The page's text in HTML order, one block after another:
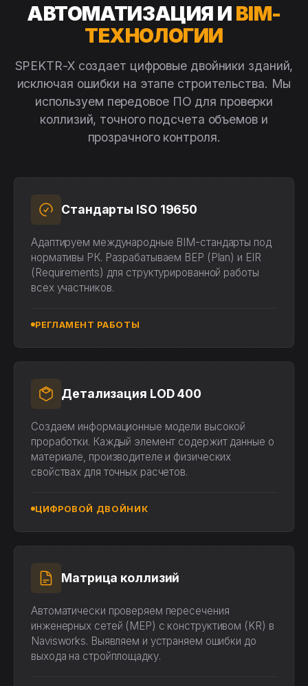
АВТОМАТИЗАЦИЯ И BIM-
ТЕХНОЛОГИИ
SPEKTR-X создает цифровые двойники зданий,
исключая ошибки на этапе строительства. Мы
используем передовое ПО для проверки
коллизий, точного подсчета объемов и
прозрачного контроля.
Стандарты ISO 19650
Адаптируем международные BIM-стандарты под
нормативы РК. Разрабатываем BEP (Plan) и EIR
(Requirements) для структурированной работы
всех участников.
РЕГЛАМЕНТ РАБОТЫ
Детализация LOD 400
Создаем информационные модели высокой
проработки. Каждый элемент содержит данные о
материале, производителе и физических
свойствах для точных расчетов.
ЦИФРОВОЙ ДВОЙНИК
Матрица коллизий
Автоматически проверяем пересечения
инженерных сетей (MEP) с конструктивом (KR) в
Navisworks. Выявляем и устраняем ошибки до
выхода на стройплощадку.